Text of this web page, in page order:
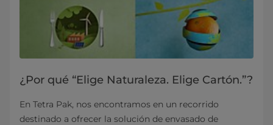
¿Por qué “Elige Naturaleza. Elige Cartón.”?
En Tetra Pak, nos encontramos en un recorrido
destinado a ofrecer la solución de envasado de